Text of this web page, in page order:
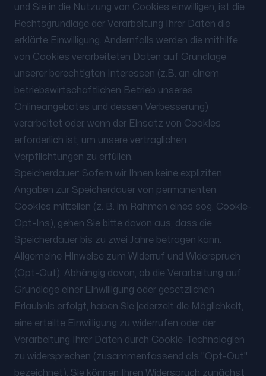
und Sie in die Nutzung von Cookies einwilligen, ist die
Rechtsgrundlage der Verarbeitung Ihrer Daten die
erklärte Einwilligung. Andernfalls werden die mithilfe
von Cookies verarbeiteten Daten auf Grundlage
unserer berechtigten Interessen (z.B. an einem
betriebswirtschaftlichen Betrieb unseres
Onlineangebotes und dessen Verbesserung)
verarbeitet oder, wenn der Einsatz von Cookies
erforderlich ist, um unsere vertraglichen
Verpflichtungen zu erfüllen.
Speicherdauer: Sofern wir Ihnen keine expliziten
Angaben zur Speicherdauer von permanenten
Cookies mitteilen (z. B. im Rahmen eines sog. Cookie-
Opt-Ins), gehen Sie bitte davon aus, dass die
Speicherdauer bis zu zwei Jahre betragen kann.
Allgemeine Hinweise zum Widerruf und Widerspruch
(Opt-Out): Abhängig davon, ob die Verarbeitung auf
Grundlage einer Einwilligung oder gesetzlichen
Erlaubnis erfolgt, haben Sie jederzeit die Möglichkeit,
eine erteilte Einwilligung zu widerrufen oder der
Verarbeitung Ihrer Daten durch Cookie-Technologien
zu widersprechen (zusammenfassend als "Opt-Out"
bezeichnet). Sie können Ihren Widerspruch zunächst